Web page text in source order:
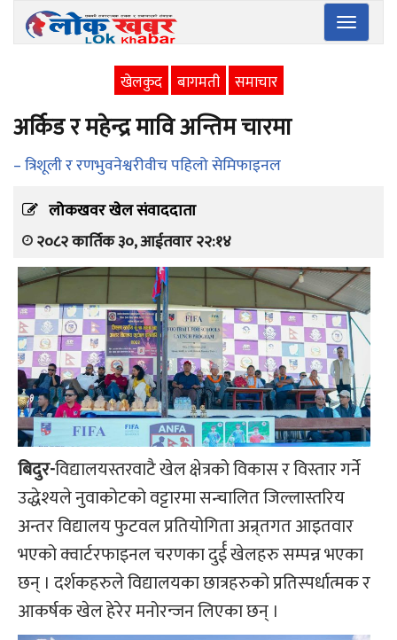
Toggle
खेलकुद बागमती समाचार
अर्किड र महेन्द्र मावि अन्तिम चारमा
– त्रिशूली र रणभुवनेश्वरीवीच पहिलो सेमिफाइनल
लोकखवर खेल संवाददाता
२०८२ कार्तिक ३०, आईतवार २२:१४
बिदुर-विद्यालयस्तरवाटै खेल क्षेत्रको विकास र विस्तार गर्ने
उद्धेश्यले नुवाकोटको वट्टारमा सन्चालित जिल्लास्तरिय
अन्तर विद्यालय फुटवल प्रतियोगिता अन्र्तगत आइतवार
भएको क्वार्टरफाइनल चरणका दुर्ई खेलहरु सम्पन्न भएका
छन् । दर्शकहरुले विद्यालयका छात्रहरुको प्रतिस्पर्धात्मक र
आकर्षक खेल हेरेर मनोरन्जन लिएका छन् ।